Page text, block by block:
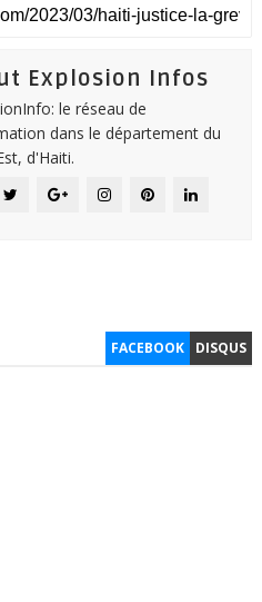
Explosion Infos
le réseau de
dans le département du
d'Haiti.
FACEBOOK DISQUS